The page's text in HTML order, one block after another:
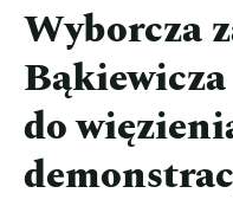
Wyborcza
do